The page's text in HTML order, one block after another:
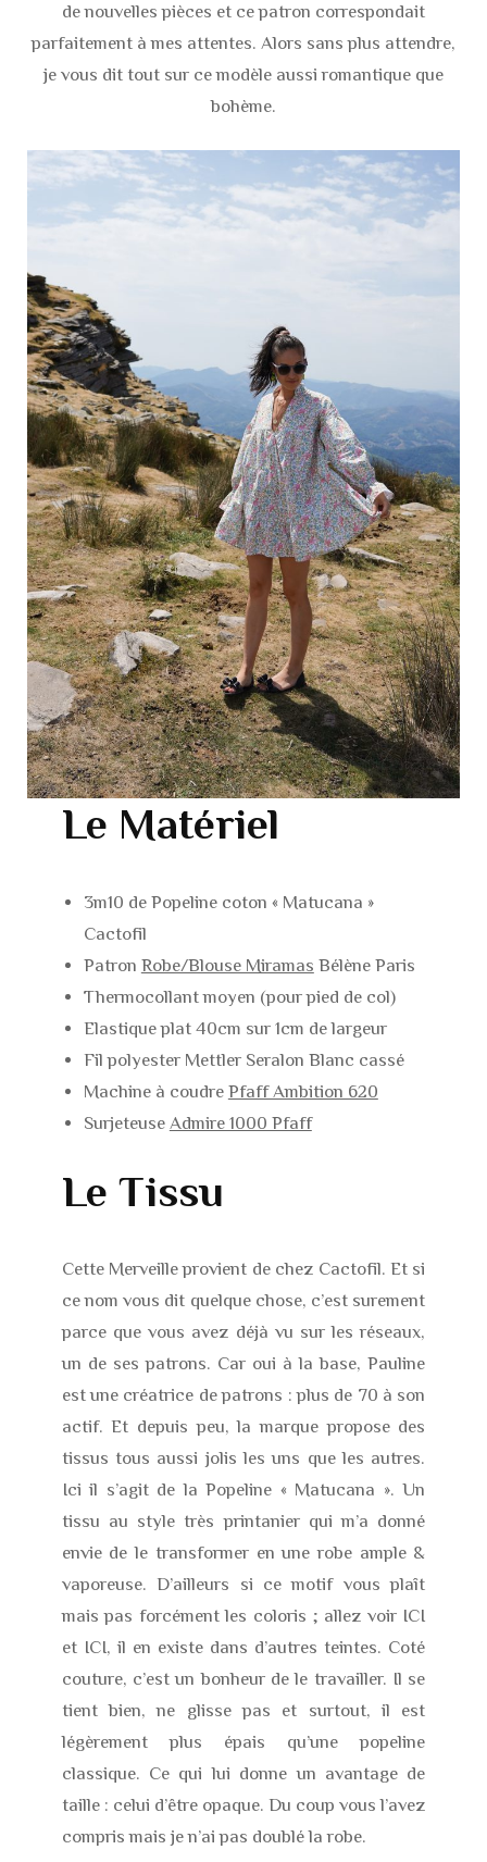
de nouvelles pièces et ce patron correspondait
parfaitement à mes attentes. Alors sans plus attendre,
je vous dit tout sur ce modèle aussi romantique que
bohème.
Le Matériel
3m10 de Popeline coton « Matucana »
Cactofil
Patron Robe/Blouse Miramas Bélène Paris
Thermocollant moyen (pour pied de col)
Elastique plat 40cm sur 1cm de largeur
Fil polyester Mettler Seralon Blanc cassé
Machine à coudre Pfaff Ambition 620
Surjeteuse Admire 1000 Pfaff
Le Tissu
Cette Merveille provient de chez Cactofil. Et si
ce nom vous dit quelque chose, c’est surement
parce que vous avez déjà vu sur les réseaux,
un de ses patrons. Car oui à la base, Pauline
est une créatrice de patrons : plus de 70 à son
actif. Et depuis peu, la marque propose des
tissus tous aussi jolis les uns que les autres.
Ici il s’agit de la Popeline « Matucana ». Un
tissu au style très printanier qui m’a donné
envie de le transformer en une robe ample &
vaporeuse. D’ailleurs si ce motif vous plaît
mais pas forcément les coloris ; allez voir ICI
et ICI, il en existe dans d’autres teintes. Coté
couture, c’est un bonheur de le travailler. Il se
tient bien, ne glisse pas et surtout, il est
légèrement plus épais qu’une popeline
classique. Ce qui lui donne un avantage de
taille : celui d’être opaque. Du coup vous l’avez
compris mais je n’ai pas doublé la robe.